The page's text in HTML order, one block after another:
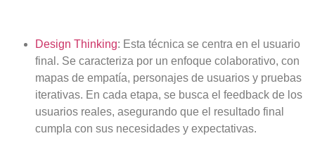
Design Thinking: Esta técnica se centra en el usuario
final. Se caracteriza por un enfoque colaborativo, con
mapas de empatía, personajes de usuarios y pruebas
iterativas. En cada etapa, se busca el feedback de los
usuarios reales, asegurando que el resultado final
cumpla con sus necesidades y expectativas.